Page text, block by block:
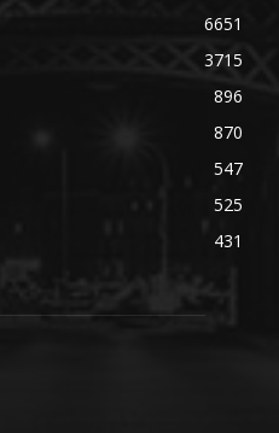
6651
3715
896
870
547
525
431